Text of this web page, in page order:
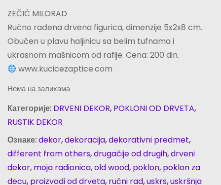
ZEČIĆ MILORAD
Ručno rađena drvena figurica, dimenzije 5x2x8 cm.
Obučen u plavu haljinicu sa belim tufnama i
ukrasnom mašnicom od rafije. Cena: 200 din.
www.kucicezaptice.com
Нема на залихама
Категорије: DRVENI DEKOR,POKLONI OD DRVETA,
RUSTIK DEKOR
Ознаке:dekor,dekoracija,dekorativni predmet,
different from others,drugačije od drugih,drveni
dekor,moja radionica,old wood,poklon,poklon za
decu,proizvodi od drveta,ručni rad,uskrs,uskršnja